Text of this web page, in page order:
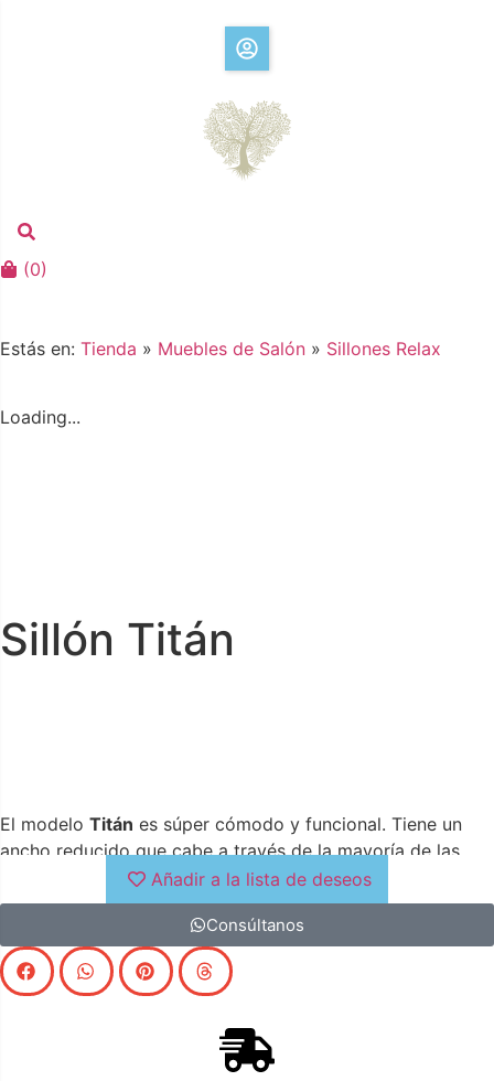
(0)
Estás en: Tienda » Muebles de Salón » Sillones Relax
Loading...
Sillón Titán
El modelo Titán es súper cómodo y funcional. Tiene un
ancho reducido que cabe a través de la mayoría de las
puertas. Su cabezal regulable y respaldo de fibra eco
reciclada de gran calidad aportan máximo confort. Viene
con bolsillo en los brazos y fundas de brazos de serie.
Añadir a la lista de deseos
Consúltanos